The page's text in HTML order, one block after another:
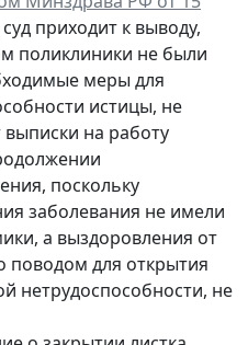
суд приходит к выводу,
поликлиники не были
меры для
истицы, не
на работу
поскольку
заболевания не имели
а выздоровления от
поводом для открытия
нетрудоспособности, не